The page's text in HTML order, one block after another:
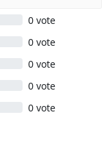
0 vote
0 vote
0 vote
0 vote
0 vote